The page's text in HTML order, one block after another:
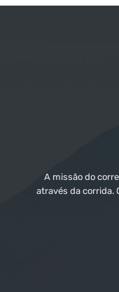
A missão do
através da corrida.